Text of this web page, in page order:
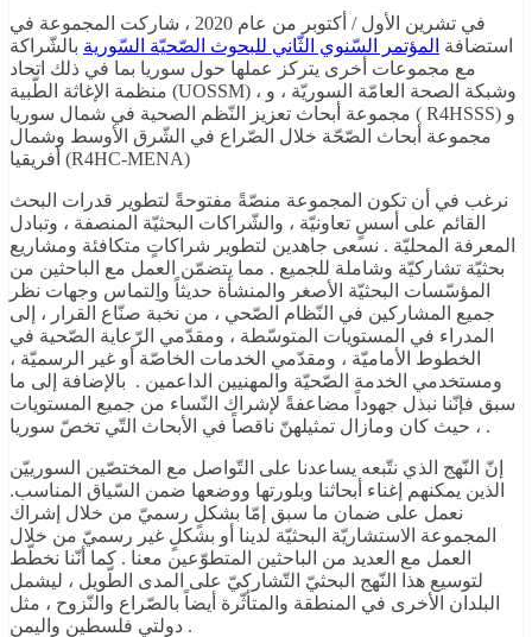
في تشرين الأول / أكتوبر من عام 2020 ، شاركت المجموعة في
استضافة المؤتمر السّنوي الثّاني للبحوث الصّحيّة السّورية بالشّراكة
مع مجموعات أخرى يتركز عملها حول سوريا بما في ذلك اتحاد
منظمة الإغاثة الطّبية (UOSSM) ، وشبكة الصحة العامّة السوريّة ، و
مجموعة أبحاث تعزيز النّظم الصحية في شمال سوريا ( R4HSSS) و
مجموعة أبحاث الصّحّة خلال الصّراع في الشّرق الأوسط وشمال
أفريقيا (R4HC-MENA)
نرغب في أن تكون المجموعة منصّةً مفتوحةً لتطوير قدرات البحث
القائم على أسسٍ تعاونيّة ، والشّراكات البحثيّة المنصفة ، وتبادل
المعرفة المحليّة . نسعى جاهدين لتطوير شراكاتٍ متكافئة ومشاريع
بحثيّة تشاركيّة وشاملة للجميع . مما يتضمّن العمل مع الباحثين من
المؤسّسات البحثيّة الأصغر والمنشأة حديثاً واِلتماس وجهات نظر
جميع المشاركين في النّظام الصّحي ، من نخبة صنّاع القرار ، إلى
المدراء في المستويات المتوسّطة ، ومقدّمي الرّعاية الصّحية في
الخطوط الأماميّة ، ومقدّمي الخدمات الخاصّة أو غير الرسميّة ،
ومستخدمي الخدمة الصّحيّة والمهنيين الداعمين . بالإضافة إلى ما
سبق فإنّنا نبذل جهوداً مضاعفةً لإشراك النّساء من جميع المستويات
، حيث كان ومازال تمثيلهنّ ناقصاً في الأبحاث التّي تخصّ سوريا .
إنّ النّهج الذي نتّبعه يساعدنا على التّواصل مع المختصّين السورييّن
الذين يمكنهم إغناء أبحاثنا وبلورتها ووضعها ضمن السّياق المناسب.
نعمل على ضمان ما سبق إمّا بشكلٍ رسميّ من خلال إشراك
المجموعة الاستشاريّة البحثيّة لدينا أو بشكلٍ غير رسميّ من خلال
العمل مع العديد من الباحثين المتطوّعين معنا . كما أنّنا نخطّط
لتوسيع هذا النّهج البحثيّ التّشاركيّ على المدى الطّويل ، ليشمل
البلدان الأخرى في المنطقة والمتأثّرة أيضاً بالصّراع والنّزوح ، مثل
دولتي فلسطين واليمن .